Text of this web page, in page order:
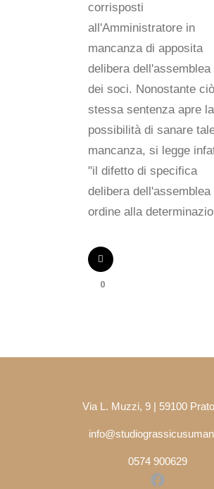
corrisposti
all'Amministratore in
mancanza di apposita
delibera dell'assemblea
dei soci. Nonostante
stessa sentenza apre la
possibilità di sanare
mancanza, si legge
"il difetto di specifica
delibera dell'assemblea
ordine alla
0
Via L. Muzzi, 9 | 59100
0574 900629
Facebook